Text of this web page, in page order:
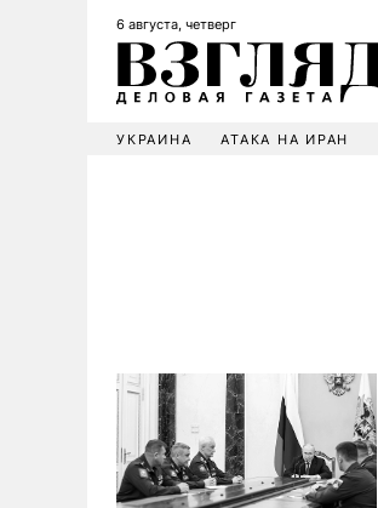
6 августа, четверг
УКРАИНА АТАКА НА ИРАН